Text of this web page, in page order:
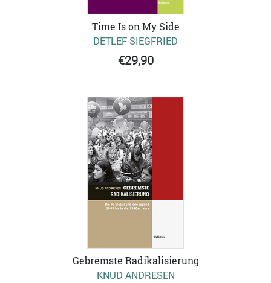
Time Is on My Side
DETLEF SIEGFRIED
€29,90
Gebremste Radikalisierung
KNUD ANDRESEN